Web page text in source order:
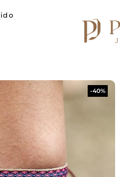
-40%